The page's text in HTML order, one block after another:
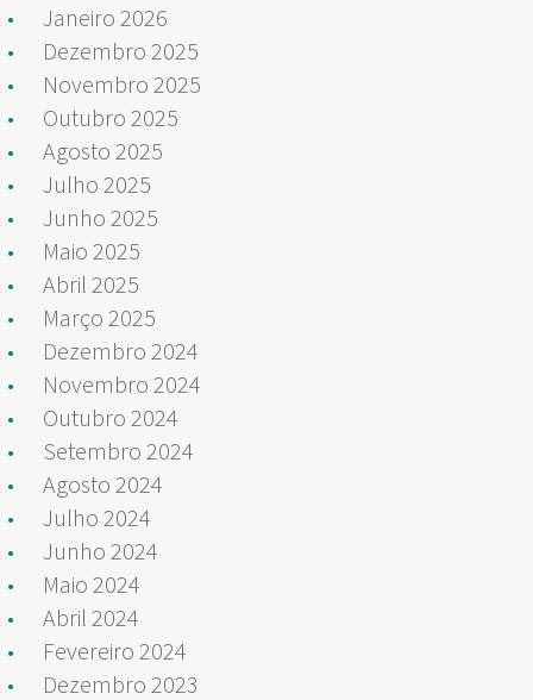
Janeiro 2026
Dezembro 2025
Novembro 2025
Outubro 2025
Agosto 2025
Julho 2025
Junho 2025
Maio 2025
Abril 2025
Março 2025
Dezembro 2024
Novembro 2024
Outubro 2024
Setembro 2024
Agosto 2024
Julho 2024
Junho 2024
Maio 2024
Abril 2024
Fevereiro 2024
Dezembro 2023